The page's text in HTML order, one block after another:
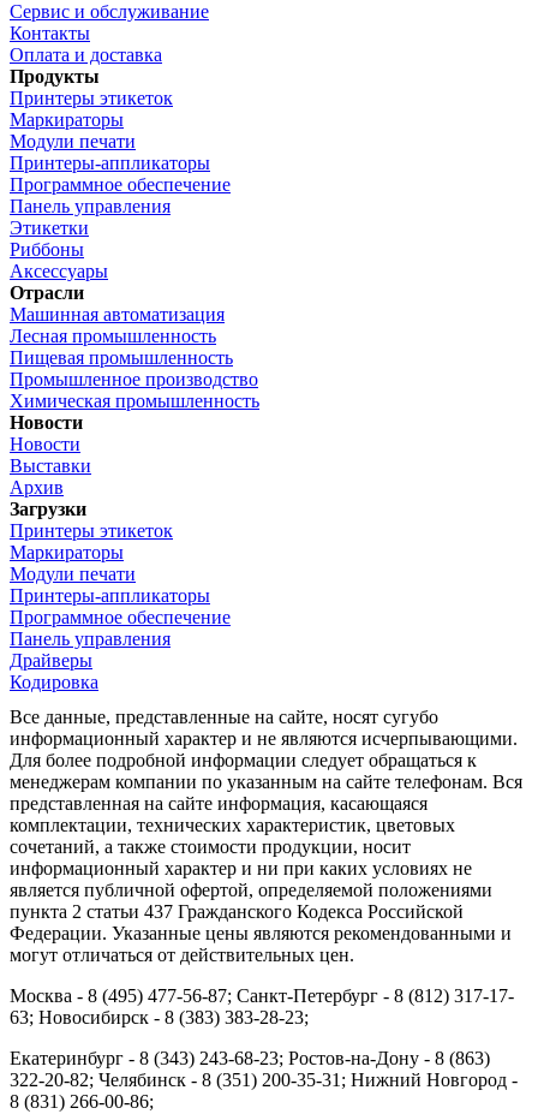
Сервис и обслуживание
Контакты
Оплата и доставка
Продукты
Принтеры этикеток
Маркираторы
Модули печати
Принтеры-аппликаторы
Программное обеспечение
Панель управления
Этикетки
Риббоны
Аксессуары
Отрасли
Машинная автоматизация
Лесная промышленность
Пищевая промышленность
Промышленное производство
Химическая промышленность
Новости
Новости
Выставки
Архив
Загрузки
Принтеры этикеток
Маркираторы
Модули печати
Принтеры-аппликаторы
Программное обеспечение
Панель управления
Драйверы
Кодировка
Все данные, представленные на сайте, носят сугубо
информационный характер и не являются исчерпывающими.
Для более подробной информации следует обращаться к
менеджерам компании по указанным на сайте телефонам. Вся
представленная на сайте информация, касающаяся
комплектации, технических характеристик, цветовых
сочетаний, а также стоимости продукции, носит
информационный характер и ни при каких условиях не
является публичной офертой, определяемой положениями
пункта 2 статьи 437 Гражданского Кодекса Российской
Федерации. Указанные цены являются рекомендованными и
могут отличаться от действительных цен.
Москва - 8 (495) 477-56-87; Санкт-Петербург - 8 (812) 317-17-
63; Новосибирск - 8 (383) 383-28-23;
Екатеринбург - 8 (343) 243-68-23; Ростов-на-Дону - 8 (863)
322-20-82; Челябинск - 8 (351) 200-35-31; Нижний Новгород -
8 (831) 266-00-86;